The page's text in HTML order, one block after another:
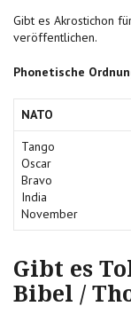
Gibt es Akrostichon
veröffentlichen.
Phonetische
NATO
Tango
Oscar
Bravo
India
November
Gibt es
Bibel /